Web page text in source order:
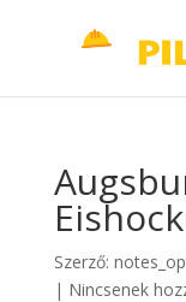
Szerző:
| Nincsenek